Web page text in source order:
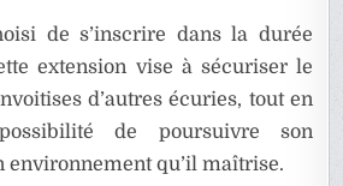
de s’inscrire dans la durée
extension vise à sécuriser le
d’autres écuries, tout en
de poursuivre son
environnement qu’il maîtrise.